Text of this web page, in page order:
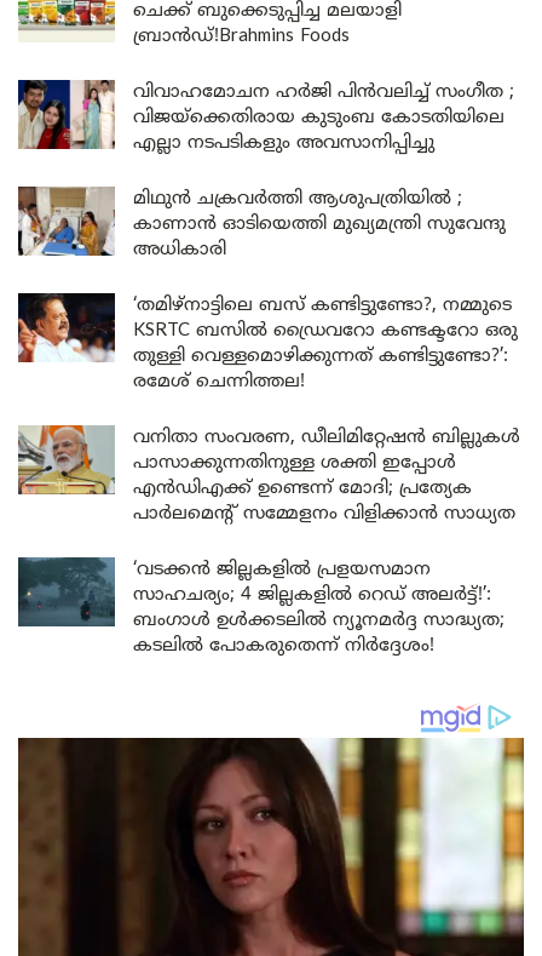
ചെക്ക് ബുക്കെടുപ്പിച്ച മലയാളി
ബ്രാൻഡ്!Brahmins Foods
വിവാഹമോചന ഹർജി പിൻവലിച്ച് സംഗീത ;
വിജയ്ക്കെതിരായ കുടുംബ കോടതിയിലെ
എല്ലാ നടപടികളും അവസാനിപ്പിച്ചു
മിഥുൻ ചക്രവർത്തി ആശുപത്രിയിൽ ;
കാണാൻ ഓടിയെത്തി മുഖ്യമന്ത്രി സുവേന്ദു
അധികാരി
‘തമിഴ്‌നാട്ടിലെ ബസ് കണ്ടിട്ടുണ്ടോ?, നമ്മുടെ
KSRTC ബസിൽ ഡ്രൈവറോ കണ്ടക്ടറോ ഒരു
തുള്ളി വെള്ളമൊഴിക്കുന്നത് കണ്ടിട്ടുണ്ടോ?’:
രമേശ് ചെന്നിത്തല!
വനിതാ സംവരണ, ഡീലിമിറ്റേഷൻ ബില്ലുകൾ
പാസാക്കുന്നതിനുള്ള ശക്തി ഇപ്പോൾ
എൻഡിഎക്ക് ഉണ്ടെന്ന് മോദി; പ്രത്യേക
പാർലമെന്റ് സമ്മേളനം വിളിക്കാൻ സാധ്യത
‘വടക്കൻ ജില്ലകളിൽ പ്രളയസമാന
സാഹചര്യം; 4 ജില്ലകളിൽ റെഡ് അലർട്ട്!’:
ബംഗാൾ ഉൾക്കടലിൽ ന്യൂനമർദ്ദ സാദ്ധ്യത;
കടലിൽ പോകരുതെന്ന് നിർദ്ദേശം!